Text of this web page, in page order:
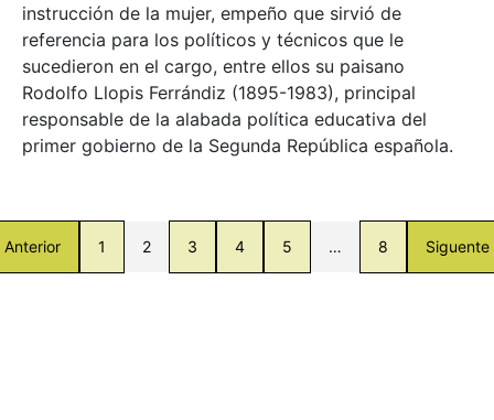
instrucción de la mujer, empeño que sirvió de
referencia para los políticos y técnicos que le
sucedieron en el cargo, entre ellos su paisano
Rodolfo Llopis Ferrándiz (1895-1983), principal
responsable de la alabada política educativa del
primer gobierno de la Segunda República española.
Anterior 1 2 3 4 5 … 8 Siguente